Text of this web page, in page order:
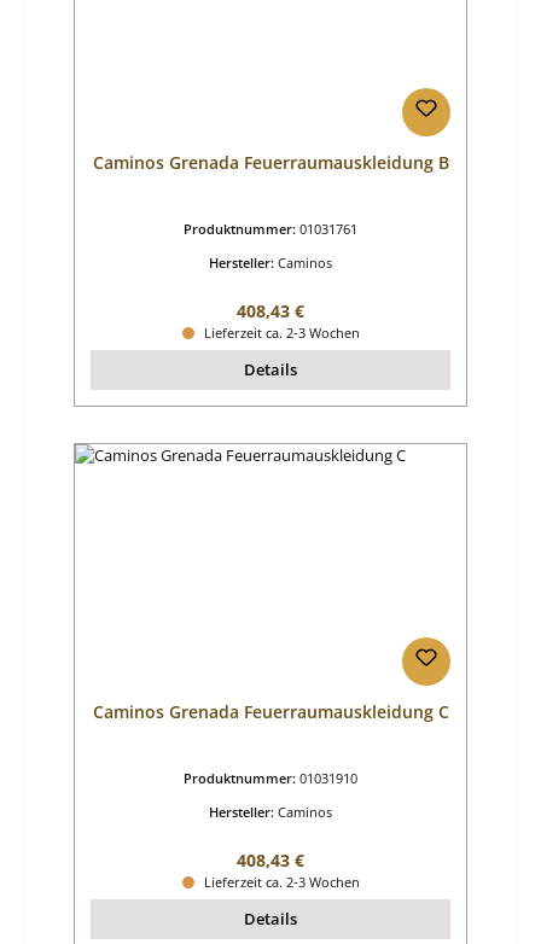
Caminos Grenada Feuerraumauskleidung B
Produktnummer: 01031761
Hersteller: Caminos
Regulärer Preis:
408,43 €
Lieferzeit ca. 2-3 Wochen
Details
Caminos Grenada Feuerraumauskleidung C
Produktnummer: 01031910
Hersteller: Caminos
Regulärer Preis:
408,43 €
Lieferzeit ca. 2-3 Wochen
Details